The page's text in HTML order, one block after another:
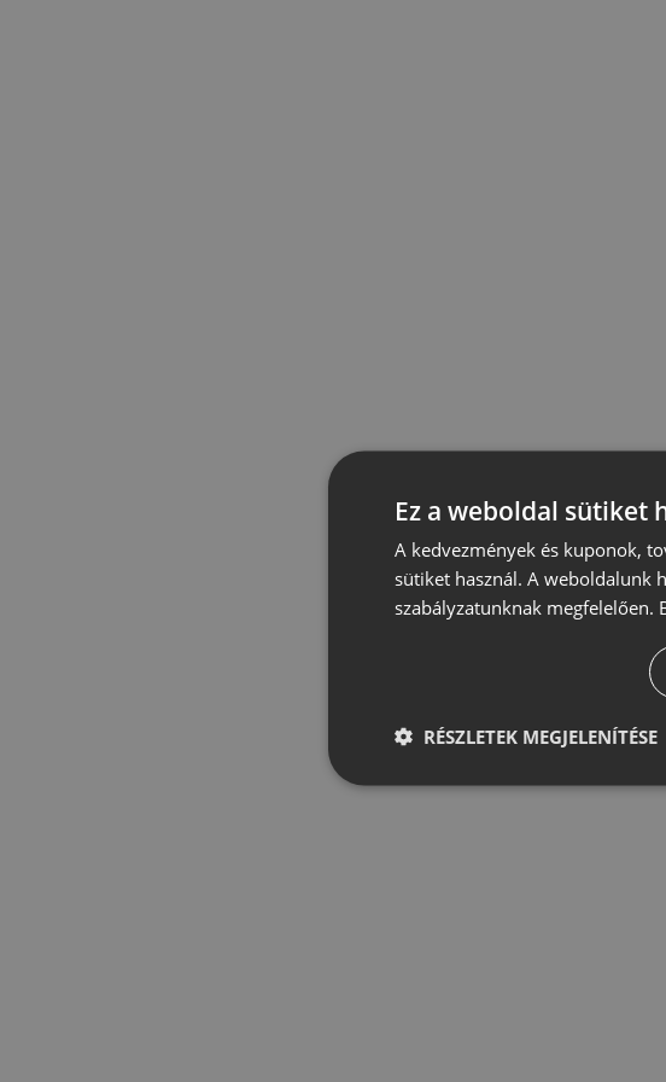
Ez a weboldal sütiket
A kedvezmények és kuponok,
sütiket használ. A weboldalunk
szabályzatunknak megfelelően.
RÉSZLETEK MEGJELENÍTÉSE